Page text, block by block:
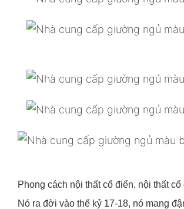
Phong cách nội thất cổ điển, nội thất
Nó ra đời vào thế kỷ 17-18, nó mang